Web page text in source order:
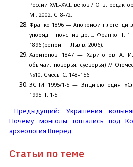
России ХVII–XVIII веков / Отв.
М., 2002. С. 8-72.
Франко 1896 — Апокрифи i легенди
упоряд. i пояснив др. I. Франко. Т.
1896 (репринт: Львiв, 2006).
Харитонов 1847 — Харитонов А.
обычаи, поверья, суеверья) //
№10. Смесь. С. 148–156.
ЭСПИ 1995/1-5 — Энциклопедия
1995. Т. 1-5.
Предыдущий: Украшения
Почему монголы топтались под
археология Вперед
Статьи по теме